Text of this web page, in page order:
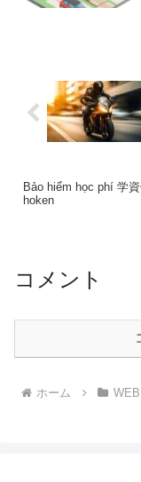
Bảo hiểm học phí 学
hoken
コメント
ホーム